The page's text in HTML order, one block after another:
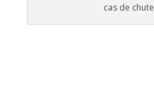
cas de